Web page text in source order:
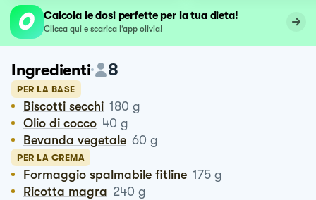
Calcola le dosi perfette per la tua dieta!
Clicca qui e scarica l’app olivia!
Ingredienti 8
PER LA BASE
Biscotti secchi 180 g
Olio di cocco 40 g
Bevanda vegetale 60 g
PER LA CREMA
Formaggio spalmabile fitline 175 g
Ricotta magra 240 g